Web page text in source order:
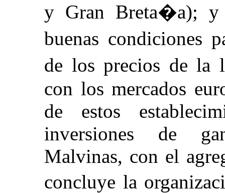
y Gran Breta�a); y
buenas condiciones
de los precios de la
con los mercados
de estos
inversiones de
Malvinas, con el
concluye la